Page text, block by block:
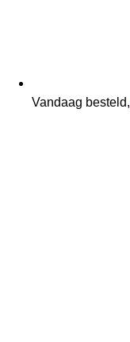
Vandaag besteld,